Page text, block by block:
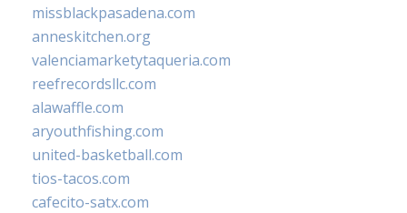
missblackpasadena.com
anneskitchen.org
valenciamarketytaqueria.com
reefrecordsllc.com
alawaffle.com
aryouthfishing.com
united-basketball.com
tios-tacos.com
cafecito-satx.com